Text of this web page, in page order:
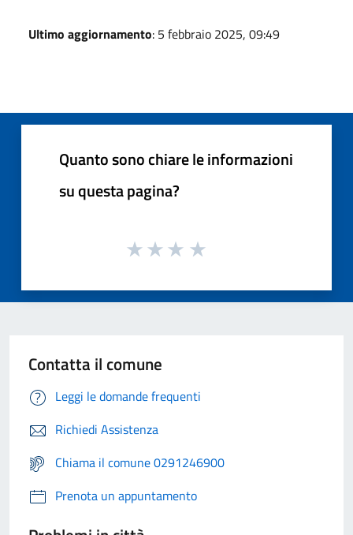
Ultimo aggiornamento: 5 febbraio 2025, 09:49
Quanto sono chiare le informazioni
su questa pagina?
Contatta il comune
Leggi le domande frequenti
Richiedi Assistenza
Chiama il comune 0291246900
Prenota un appuntamento